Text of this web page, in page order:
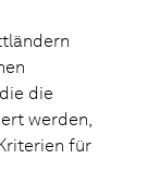
die
werden,
für